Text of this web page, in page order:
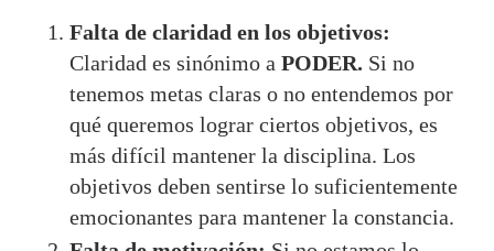
Falta de claridad en los objetivos:
Claridad es sinónimo a PODER. Si no
tenemos metas claras o no entendemos por
qué queremos lograr ciertos objetivos, es
más difícil mantener la disciplina. Los
objetivos deben sentirse lo suficientemente
emocionantes para mantener la constancia.